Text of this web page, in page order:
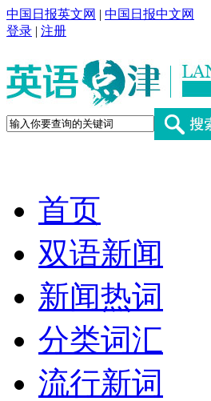
中国日报英文网 | 中国日报中文网
登录 | 注册
首页
双语新闻
新闻热词
分类词汇
流行新词